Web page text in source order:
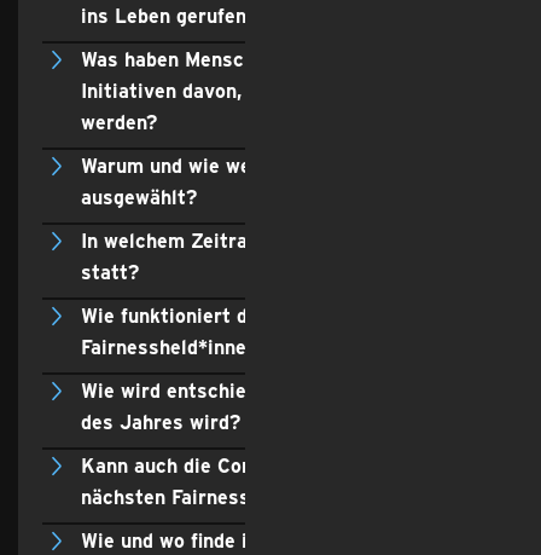
ins Leben gerufen?
Was haben Menschen, Vereine oder
Initiativen davon, Fairnessheld*in zu
werden?
Warum und wie werden die Nominierten
ausgewählt?
In welchem Zeitraum findet die Initiative
statt?
Wie funktioniert das monatliche Voting der
Fairnessheld*innen?
Wie wird entschieden, wer Fairnessheld*in
des Jahres wird?
Kann auch die Community Vorschläge für die
nächsten Fairnessheld*innen einreichen?
Wie und wo finde ich weitere Informationen